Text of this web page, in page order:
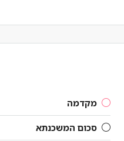
מקדמה
סכום המשכנתא